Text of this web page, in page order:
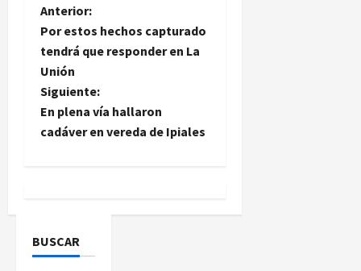
N
a
v
e
i
Anterior:
Por estos hechos capturado
tendrá que responder en La
Unión
Siguiente:
En plena vía hallaron
cadáver en vereda de Ipiales
BUSCAR